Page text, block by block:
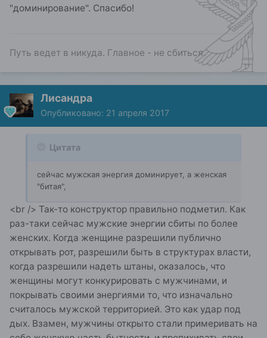
"доминирование". Спасибо!
Путь ведет в никуда. Главное - не сбиться.
Лисандра
Опубликовано: 21 апреля 2017
Цитата
сейчас мужская энергия доминирует, а женская
"битая",
<br /> Так-то конструктор правильно подметил. Как
раз-таки сейчас мужские энергии сбиты по более
женских. Когда женщине разрешили публично
открывать рот, разрешили быть в структурах власти,
когда разрешили надеть штаны, оказалось, что
женщины могут конкурировать с мужчинами, и
покрывать своими энергиями то, что изначально
считалось мужской территорией. Это как удар под
дых. Взамен, мужчины открыто стали примеривать на